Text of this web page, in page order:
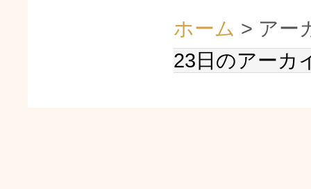
ホーム > アー
23日のアーカ